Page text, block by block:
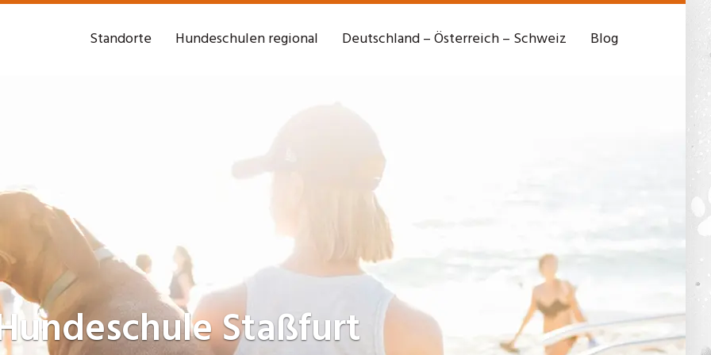
Standorte Hundeschulen regional Deutschland – Österreich – Schweiz Blog
Staßfurt